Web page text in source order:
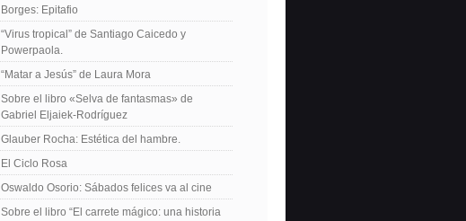
Borges: Epitafio
“Virus tropical” de Santiago Caicedo y
Powerpaola.
“Matar a Jesús” de Laura Mora
Sobre el libro «Selva de fantasmas» de
Gabriel Eljaiek-Rodríguez
Glauber Rocha: Estética del hambre.
El Ciclo Rosa
Oswaldo Osorio: Sábados felices va al cine
Sobre el libro “El carrete mágico: una historia